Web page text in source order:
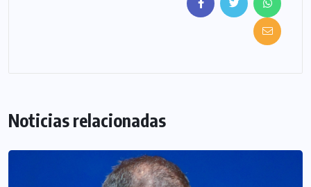
Noticias relacionadas